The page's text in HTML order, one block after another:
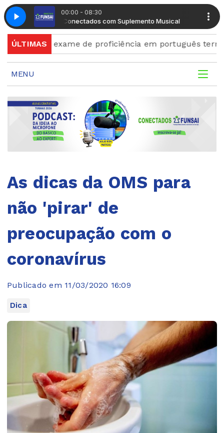
00:00 - 08:30
Manhã Conectados com Suplemento MusicalManhã
ÚLTIMAS
exame de proficiência em português terminam
MENU
As dicas da OMS para
não 'pirar' de
preocupação com o
coronavírus
Publicado em 11/03/2020 16:09
Dica